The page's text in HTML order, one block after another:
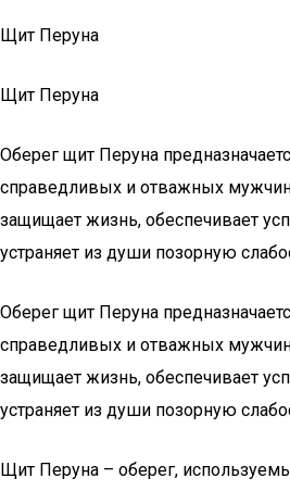
Щит Перуна
Щит Перуна
Оберег щит Перуна
справедливых и отважных
защищает жизнь, обеспечивает
устраняет из души позорную
Оберег щит Перуна
справедливых и отважных
защищает жизнь, обеспечивает
устраняет из души позорную
Щит Перуна – оберег,